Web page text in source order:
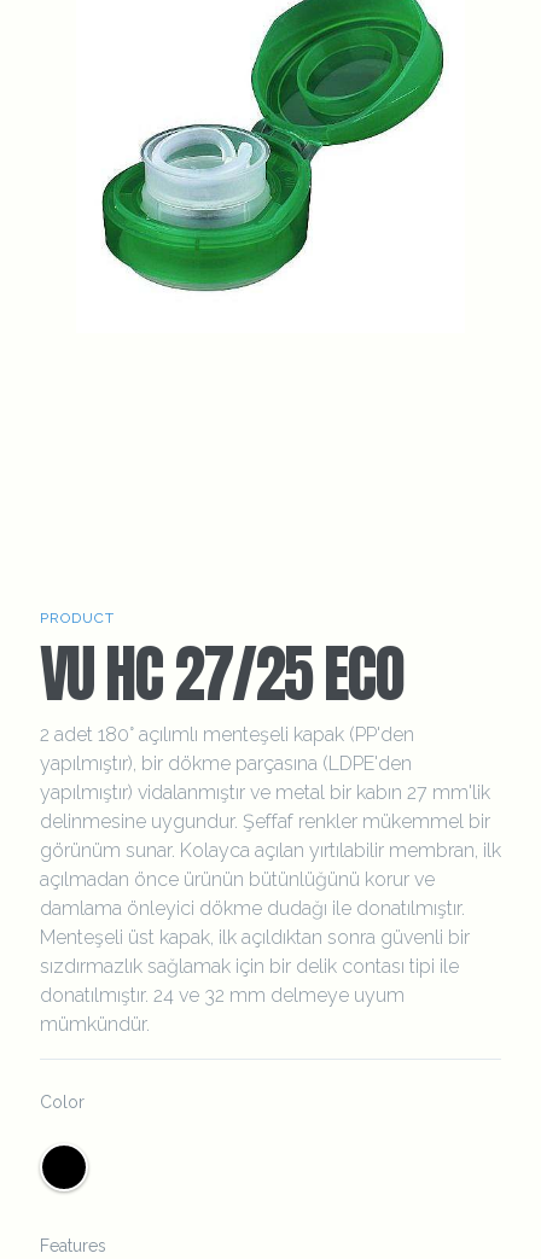
Previous
PRODUCT
VU HC 27/25 ECO
2 adet 180° açılımlı menteşeli kapak (PP'den
yapılmıştır), bir dökme parçasına (LDPE'den
yapılmıştır) vidalanmıştır ve metal bir kabın 27 mm'lik
delinmesine uygundur. Şeffaf renkler mükemmel bir
görünüm sunar. Kolayca açılan yırtılabilir membran, ilk
açılmadan önce ürünün bütünlüğünü korur ve
damlama önleyici dökme dudağı ile donatılmıştır.
Menteşeli üst kapak, ilk açıldıktan sonra güvenli bir
sızdırmazlık sağlamak için bir delik contası tipi ile
donatılmıştır. 24 ve 32 mm delmeye uyum
mümkündür.
Color
Features